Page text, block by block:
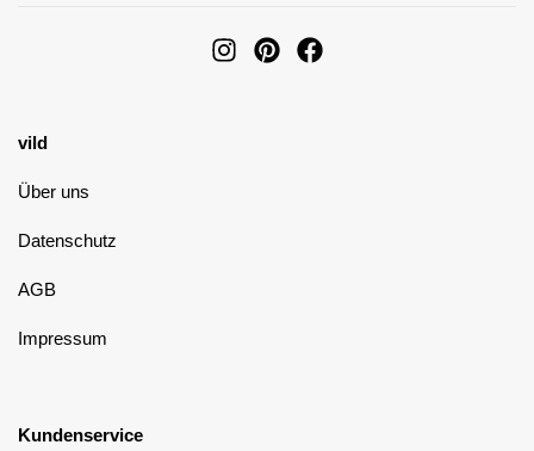
vild
Über uns
Datenschutz
AGB
Impressum
Kundenservice